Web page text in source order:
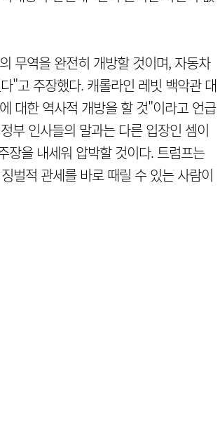
무역을 완전히 개방할 것이며, 자동차
"고 주장했다. 캐롤라인 레빗 백악관 대
대한 역사적 개방을 할 것"이라고 언급
부 인사들의 말과는 다른 입장인 셈이
장을 내세워 압박할 것이다. 트럼프는
벌적 관세를 바로 때릴 수 있는 사람이